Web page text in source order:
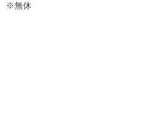
※無休